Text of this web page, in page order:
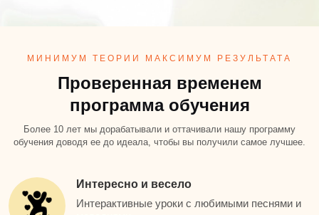
МИНИМУМ ТЕОРИИ МАКСИМУМ РЕЗУЛЬТАТА
Проверенная временем
программа обучения
Более 10 лет мы дорабатывали и оттачивали нашу программу
обучения доводя ее до идеала, чтобы вы получили самое лучшее.
Интересно и весело
Интерактивные уроки с любимыми песнями и